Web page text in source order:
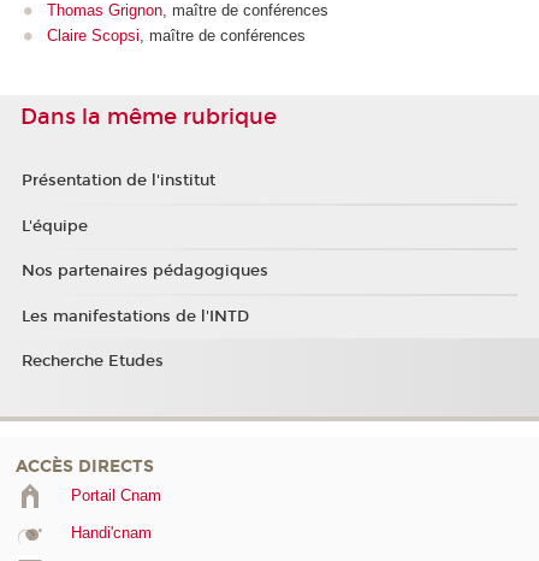
Thomas Grignon, maître de conférences
Claire Scopsi, maître de conférences
Dans la même rubrique
Présentation de l'institut
L'équipe
Nos partenaires pédagogiques
Les manifestations de l'INTD
Recherche Etudes
ACCÈS DIRECTS
Portail Cnam
Handi'cnam